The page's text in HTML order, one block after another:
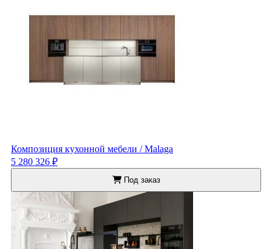
Композиция кухонной мебели / Malaga
5 280 326 ₽
Под заказ